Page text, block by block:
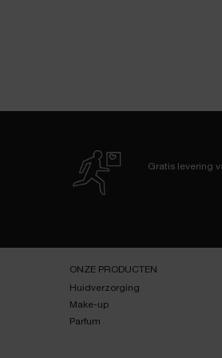
Gratis levering
ONZE PRODUCTEN
Huidverzorging
Make-up
Parfum